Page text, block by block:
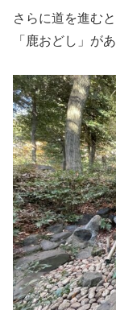
さらに道を進む
「鹿おどし」が